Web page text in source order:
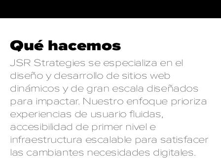
Qué hacemos
JSR Strategies se especializa en el
diseño y desarrollo de sitios web
dinámicos y de gran escala diseñados
para impactar. Nuestro enfoque prioriza
experiencias de usuario fluidas,
accesibilidad de primer nivel e
infraestructura escalable para satisfacer
las cambiantes necesidades digitales.